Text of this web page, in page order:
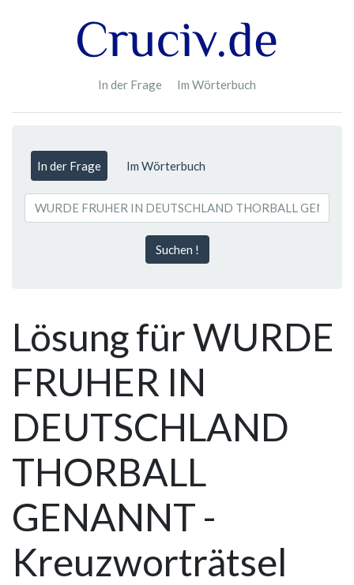
In der Frage Im Wörterbuch
In der Frage Im Wörterbuch
Suchen !
Lösung für WURDE
FRUHER IN
DEUTSCHLAND
THORBALL
GENANNT -
Kreuzworträtsel